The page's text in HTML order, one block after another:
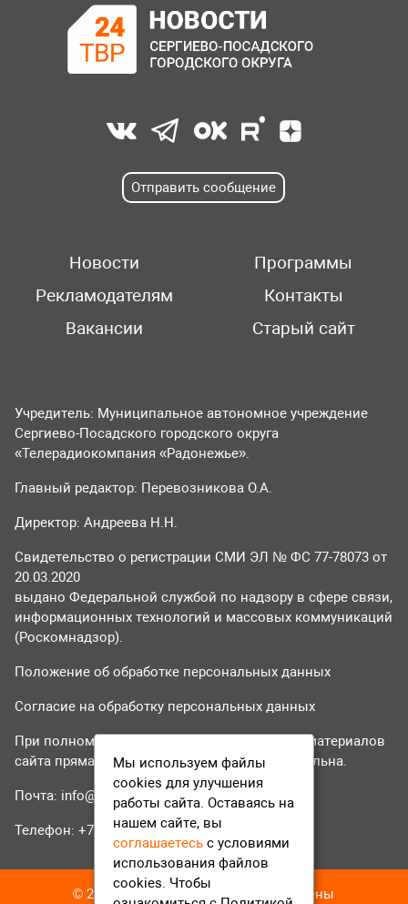
Отправить сообщение
Новости
Программы
Рекламодателям
Контакты
Вакансии
Старый сайт
Учредитель: Муниципальное автономное учреждение
Сергиево-Посадского городского округа
«Телерадиокомпания «Радонежье».
Главный редактор: Перевозникова О.А.
Директор: Андреева Н.Н.
Свидетельство о регистрации СМИ ЭЛ № ФС 77-78073 от
20.03.2020
выдано Федеральной службой по надзору в сфере связи,
информационных технологий и массовых коммуникаций
(Роскомнадзор).
Положение об обработке персональных данных
Согласие на обработку персональных данных
При полном или частичном использовании материалов
сайта прямая гиперссылка на tvr24.tv обязательна.
Почта: info@tvr24.tv
Телефон: +7 (496) 551-04-95
© 2016-2023 ТВР24 Все права защищены
Мы используем файлы
cookies для улучшения
работы сайта. Оставаясь на
нашем сайте, вы
соглашаетесь с условиями
использования файлов
cookies. Чтобы